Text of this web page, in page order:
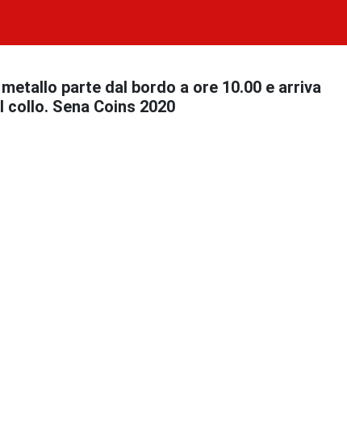
parte dal bordo a ore 10.00 e arriva
Sena Coins 2020